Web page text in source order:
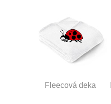
Fleecová deka